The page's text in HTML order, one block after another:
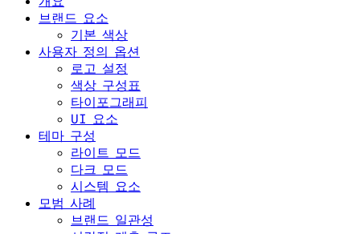
브랜드 요소
기본 색상
사용자 정의 옵션
로고 설정
색상 구성표
타이포그래피
UI 요소
테마 구성
라이트 모드
다크 모드
시스템 요소
모범 사례
브랜드 일관성